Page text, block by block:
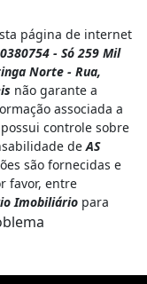
página de internet
- Só 259 Mil
Norte - Rua,
não garante a
associada a
controle sobre
deAS
são fornecidas e
favor, entre
Imobiliário para